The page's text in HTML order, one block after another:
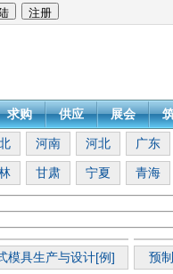
求购 供应 展会
河南 河北 广东
甘肃 宁夏 青海
模具生产与设计[例] 预